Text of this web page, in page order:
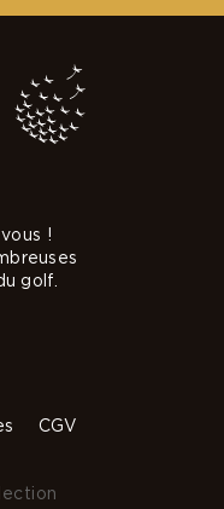
!
golf.
CGV